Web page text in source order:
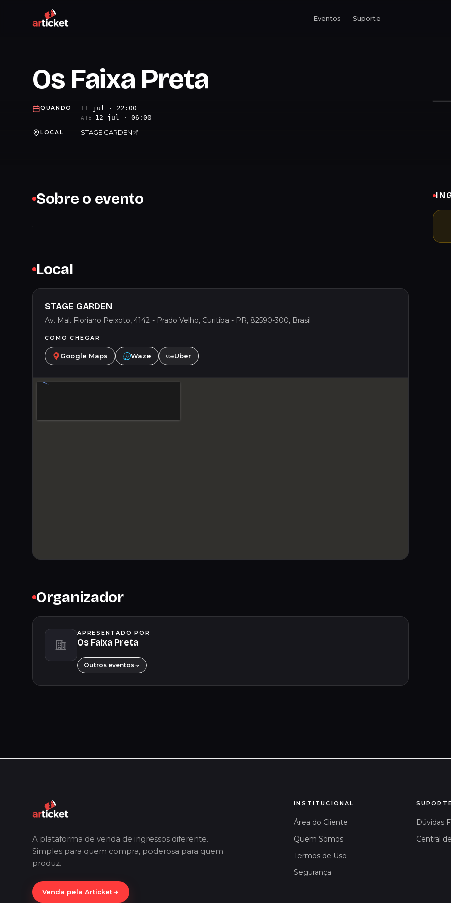
Eventos Suporte
Os Faixa Preta
QUANDO 11 jul · 22:00
ATÉ 12 jul · 06:00
LOCAL STAGE GARDEN
Sobre o evento
.
Local
STAGE GARDEN
Av. Mal. Floriano Peixoto, 4142 - Prado Velho, Curitiba - PR, 82590-300, Brasil
COMO CHEGAR
Google Maps Waze Uber
Organizador
APRESENTADO POR
Os Faixa Preta
Outros eventos
A plataforma de venda de ingressos diferente.
Simples para quem compra, poderosa para quem
produz.
Venda pela Articket
INSTITUCIONAL
Área do Cliente
Quem Somos
Termos de Uso
Segurança
Dúvidas
Central